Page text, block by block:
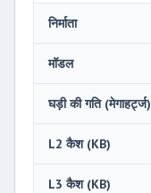
निर्माता
मॉडल
घड़ी की गति (मेगाहर्ट्ज)
L2 कैश (KB)
L3 कैश (KB)